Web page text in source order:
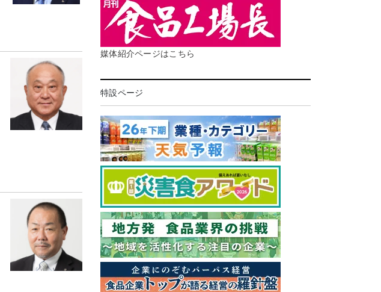
媒体紹介ページはこちら
特設ページ